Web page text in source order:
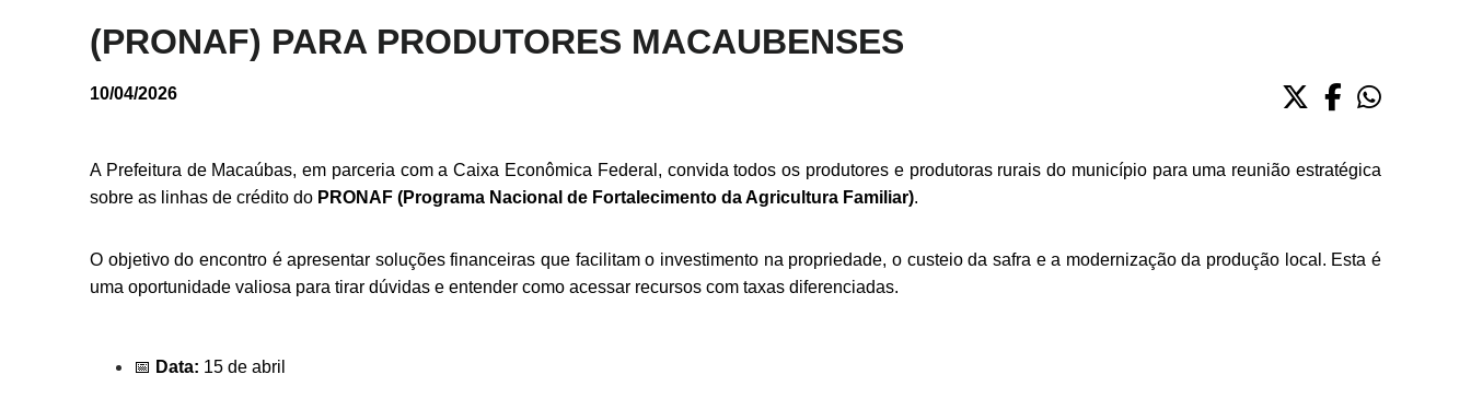
Acesso à Informação
Cidadão
Fotos
Transparência
Turistas
Fale conosco
Fale conosco
(PRONAF) PARA PRODUTORES MACAUBENSES
10/04/2026
A Prefeitura de Macaúbas, em parceria com a Caixa Econômica Federal, convida todos os produtores e produtoras rurais do município para uma reunião estratégica
sobre as linhas de crédito do PRONAF (Programa Nacional de Fortalecimento da Agricultura Familiar).
O objetivo do encontro é apresentar soluções financeiras que facilitam o investimento na propriedade, o custeio da safra e a modernização da produção local. Esta é
uma oportunidade valiosa para tirar dúvidas e entender como acessar recursos com taxas diferenciadas.
📅 Data: 15 de abril